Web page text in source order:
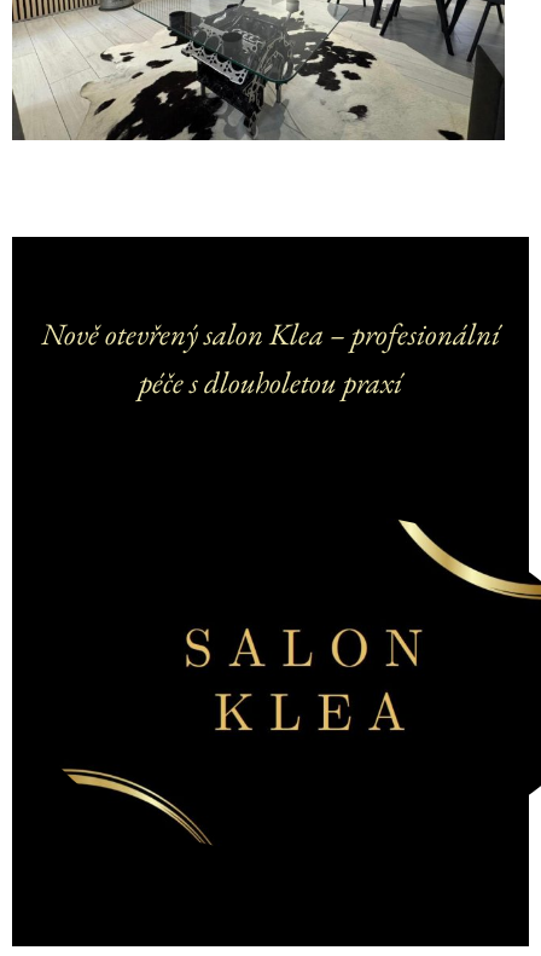
Nově otevřený salon Klea – profesionální
péče s dlouholetou praxí